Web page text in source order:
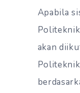
Apabila
akan